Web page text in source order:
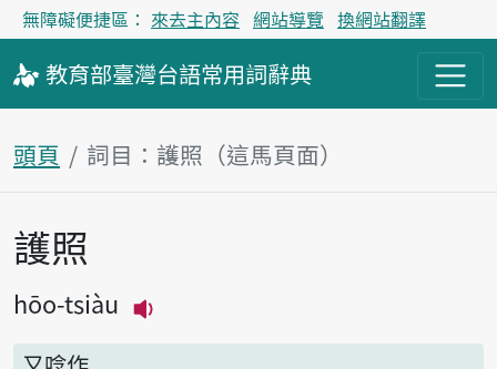
無障礙便捷區： 來去主內容 網站導覽 換網站翻譯
教育部臺灣台語常用詞辭典
頭頁 詞目：護照（這馬頁面）
主內容區
護照
hōo-tsiàu